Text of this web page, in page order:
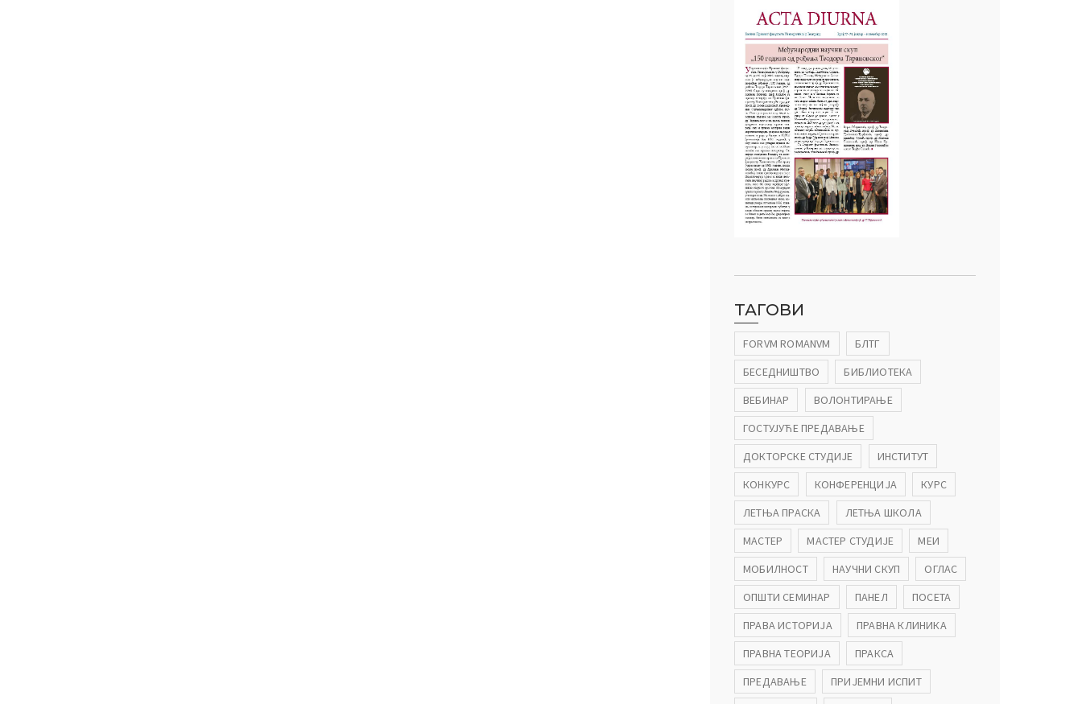
ТАГОВИ
FORVM ROMANVM
БЛТГ
БЕСЕДНИШТВО
БИБЛИОТЕКА
ВЕБИНАР
ВОЛОНТИРАЊЕ
ГОСТУЈУЋЕ ПРЕДАВАЊЕ
ДОКТОРСКЕ СТУДИЈЕ
ИНСТИТУТ
КОНКУРС
КОНФЕРЕНЦИЈА
КУРС
ЛЕТЊА ПРАСКА
ЛЕТЊА ШКОЛА
МАСТЕР
МАСТЕР СТУДИЈЕ
МЕИ
МОБИЛНОСТ
НАУЧНИ СКУП
ОГЛАС
ОПШТИ СЕМИНАР
ПАНЕЛ
ПОСЕТА
ПРАВА ИСТОРИЈА
ПРАВНА КЛИНИКА
ПРАВНА ТЕОРИЈА
ПРАКСА
ПРЕДАВАЊЕ
ПРИЈЕМНИ ИСПИТ